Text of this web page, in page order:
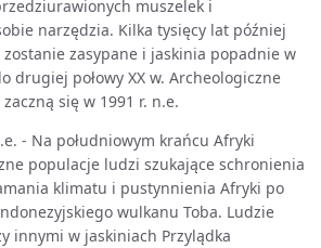
muszelek i
narzędzia. Kilka tysięcy lat później
zasypane i jaskinia popadnie w
drugiej połowy XX w. Archeologiczne
się w 1991 r. n.e.
- Na południowym krańcu Afryki
populacje ludzi szukające schronienia
klimatu i pustynnienia Afryki po
wulkanu Toba. Ludzie
innymi w jaskiniach Przylądka